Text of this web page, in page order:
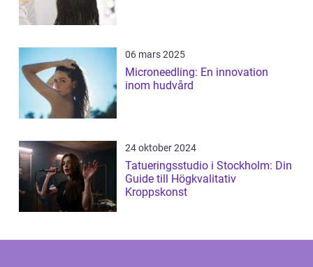
06 mars 2025
Microneedling: En innovation
inom hudvård
24 oktober 2024
Tatueringsstudio i Stockholm: Din
Guide till Högkvalitativ
Kroppskonst